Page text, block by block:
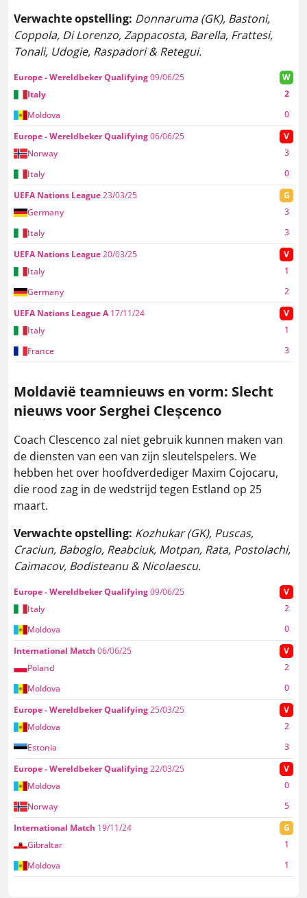
Verwachte opstelling: Donnaruma (GK), Bastoni,
Coppola, Di Lorenzo, Zappacosta, Barella, Frattesi,
Tonali, Udogie, Raspadori & Retegui.
Europe - Wereldbeker Qualifying09/06/25 W
Moldova 0
Italy 2
Europe - Wereldbeker Qualifying06/06/25
V
Norway
3
Italy
0
UEFA Nations League23/03/25
G
Germany
3
Italy
3
UEFA Nations League20/03/25 V
Germany 2
Italy 1
UEFA Nations League A17/11/24 V
France 3
Italy 1
Moldavië teamnieuws en vorm: Slecht
nieuws voor Serghei Cleșcenco
Coach Clescenco zal niet gebruik kunnen maken van
de diensten van een van zijn sleutelspelers. We
hebben het over hoofdverdediger Maxim Cojocaru,
die rood zag in de wedstrijd tegen Estland op 25
maart.
Verwachte opstelling: Kozhukar (GK), Puscas,
Craciun, Baboglo, Reabciuk, Motpan, Rata, Postolachi,
Caimacov, Bodisteanu & Nicolaescu.
Europe - Wereldbeker Qualifying09/06/25
V
Italy
2
Moldova
0
International Match 06/06/25
V
Poland
2
Moldova
0
Europe - Wereldbeker Qualifying25/03/25 V
Estonia 3
Moldova 2
Europe - Wereldbeker Qualifying22/03/25 V
Norway 5
Moldova 0
International Match 19/11/24
G
Gibraltar
1
Moldova
1